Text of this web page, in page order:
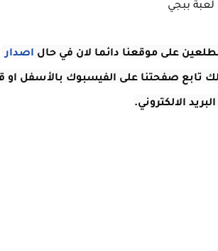
ببجي
على موقعنا دائما لان في حال اصدار
الالكتروني.